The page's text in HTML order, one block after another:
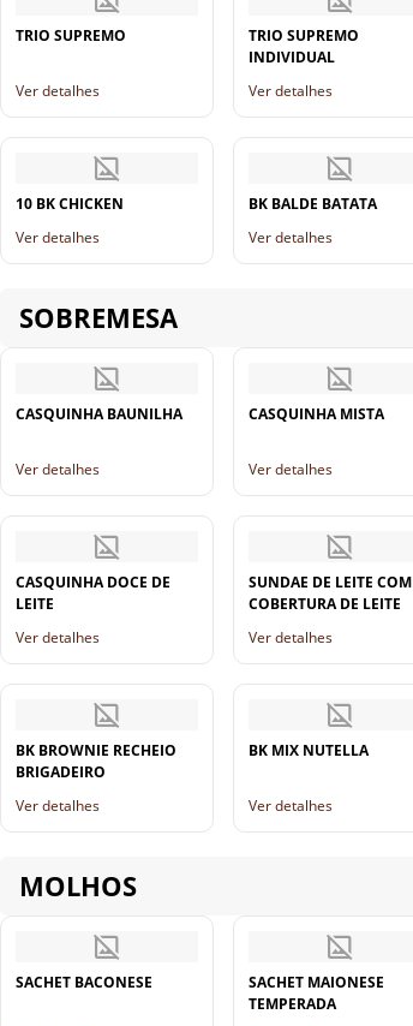
TRIO SUPREMO
Ver detalhes
TRIO SUPREMO
INDIVIDUAL
Ver detalhes
10 BK CHICKEN
Ver detalhes
BK BALDE BATATA
Ver detalhes
SOBREMESA
CASQUINHA BAUNILHA
Ver detalhes
CASQUINHA MISTA
Ver detalhes
CASQUINHA DOCE DE
LEITE
Ver detalhes
SUNDAE DE LEITE COM
COBERTURA DE LEITE
Ver detalhes
BK BROWNIE RECHEIO
BRIGADEIRO
Ver detalhes
BK MIX NUTELLA
Ver detalhes
MOLHOS
SACHET BACONESE
SACHET MAIONESE
TEMPERADA